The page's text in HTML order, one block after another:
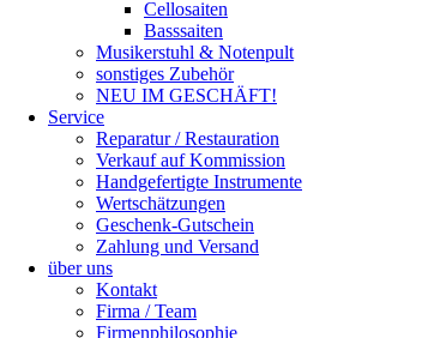
Cellosaiten
Basssaiten
Musikerstuhl & Notenpult
sonstiges Zubehör
NEU IM GESCHÄFT!
Service
Reparatur / Restauration
Verkauf auf Kommission
Handgefertigte Instrumente
Wertschätzungen
Geschenk-Gutschein
Zahlung und Versand
über uns
Kontakt
Firma / Team
Firmenphilosophie